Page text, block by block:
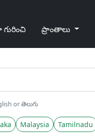
ప్రాంతాలు
or తెలుగు
Malaysia Tamilnadu